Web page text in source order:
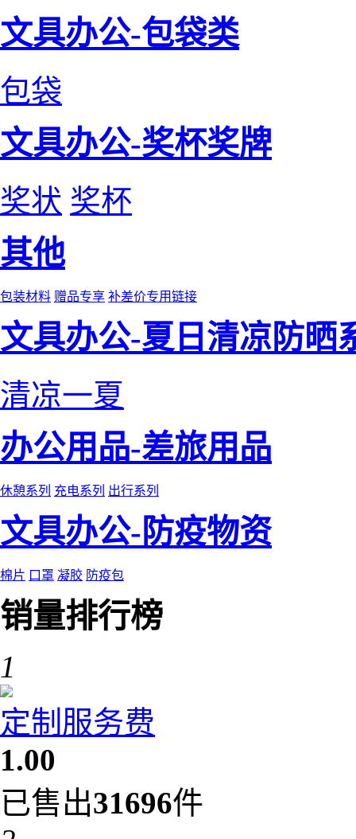
文具办公-包袋类
包袋
文具办公-奖杯奖牌
奖状 奖杯
其他
包装材料 赠品专享 补差价专用链接
文具办公-夏日清凉防晒
清凉一夏
办公用品-差旅用品
休憩系列 充电系列 出行系列
文具办公-防疫物资
棉片 口罩 凝胶 防疫包
销量排行榜
1
定制服务费
1.00
已售出31696件